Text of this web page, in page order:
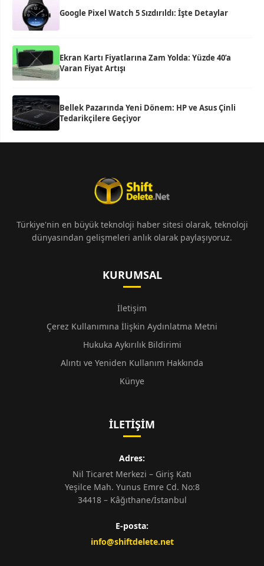
Google Pixel Watch 5 Sızdırıldı: İşte Detaylar
Ekran Kartı Fiyatlarına Zam Yolda: Yüzde 40’a
Varan Fiyat Artışı
Bellek Pazarında Yeni Dönem: HP ve Asus Çinli
Tedarikçilere Geçiyor
Türkiye'nin en büyük teknoloji haber sitesi olarak, teknoloji
dünyasından gelişmeleri anlık olarak paylaşıyoruz.
KURUMSAL
İletişim
Çerez Kullanımına İlişkin Aydınlatma Metni
Hukuka Aykırılık Bildirimi
Alıntı ve Yeniden Kullanım Hakkında
Künye
İLETIŞIM
Adres:
Nil Ticaret Merkezi – Giriş Katı
Yeşilce Mah. Yunus Emre Cd. No:8
34418 – Kâğıthane/İstanbul
E-posta:
info@shiftdelete.net